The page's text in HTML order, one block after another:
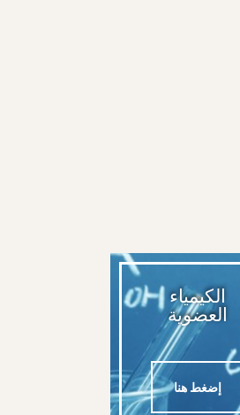
الكيمياء
العضوية
إضغط هنا